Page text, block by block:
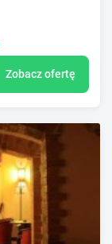
Zobacz ofertę